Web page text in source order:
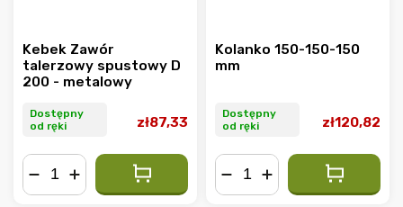
Kebek Zawór
talerzowy spustowy D
200 - metalowy
Dostępny
od ręki
zł87,33
Kolanko 150-150-150
mm
Dostępny
od ręki
zł120,82